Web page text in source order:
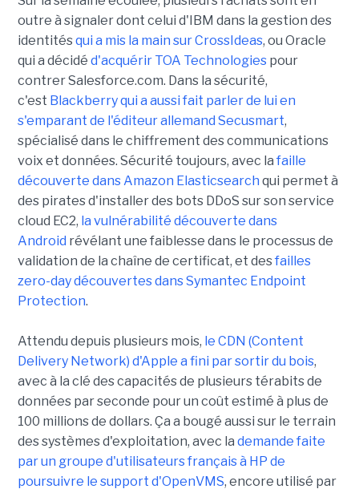
outre à signaler dont celui d'IBM dans la gestion des
identitésqui a mis la main sur CrossIdeas, ou Oracle
qui a décidé d'acquérir TOA Technologiespour
contrer Salesforce.com. Dans la sécurité,
c'est Blackberry qui a aussi fait parler de lui en
s'emparant de l'éditeur allemand Secusmart,
spécialisé dans le chiffrement des communications
voix et données. Sécurité toujours, avec la faille
découverte dans Amazon Elasticsearch qui permet à
des pirates d'installer des bots DDoS sur son service
cloud EC2, la vulnérabilité découverte dans
Android révélant une faiblesse dans le processus de
validation de la chaîne de certificat, et desfailles
zero-day découvertes dans Symantec Endpoint
Protection.
Attendu depuis plusieurs mois, le CDN (Content
Delivery Network) d'Apple a fini par sortir du bois,
avec à la clé des capacités de plusieurs térabits de
données par seconde pour un coût estimé à plus de
100 millions de dollars. Ça a bougé aussi sur le terrain
des systèmes d'exploitation, avec la demande faite
par un groupe d'utilisateurs français à HP de
poursuivre le support d'OpenVMS, encore utilisé par